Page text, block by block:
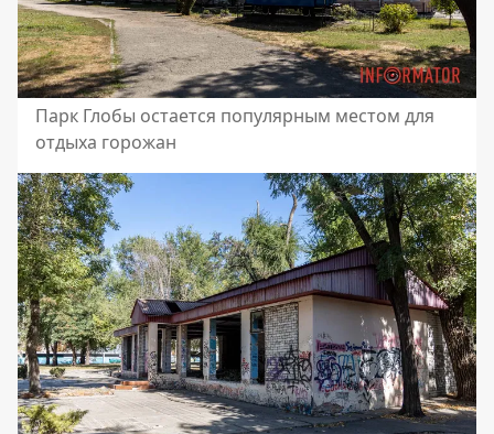
Парк Глобы остается популярным местом для
отдыха горожан